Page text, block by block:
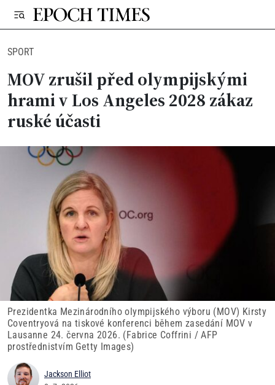
SPORT
MOV zrušil před olympijskými
hrami v Los Angeles 2028 zákaz
ruské účasti
Prezidentka Mezinárodního olympijského výboru (MOV) Kirsty
Coventryová na tiskové konferenci během zasedání MOV v
Lausanne 24. června 2026. (Fabrice Coffrini / AFP
prostřednistvím Getty Images)
Jackson Elliot